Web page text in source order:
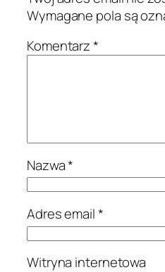
Wymagane pola są
Komentarz*
Nazwa*
Adres email*
Witryna internetowa